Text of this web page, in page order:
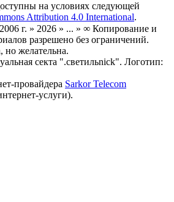
на условиях следующей
Attribution 4.0 International.
г. » 2026 » ... » ∞ Копирование и
разрешено без ограничений.
но желательна.
секта ".светильnick". Логотип:
провайдера Sarkor Telecom
услуги).